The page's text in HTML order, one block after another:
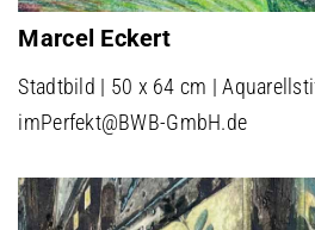
Marcel Eckert
Stadtbild | 50 x 64 cm |
imPerfekt@BWB-GmbH.de